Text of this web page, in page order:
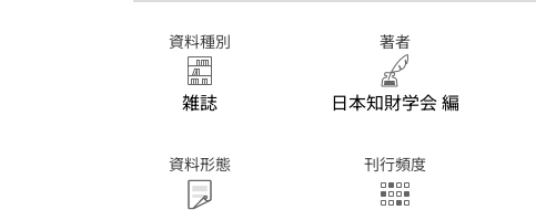
資料種別
雑誌
著者
日本知財学会 編
資料形態 刊行頻度